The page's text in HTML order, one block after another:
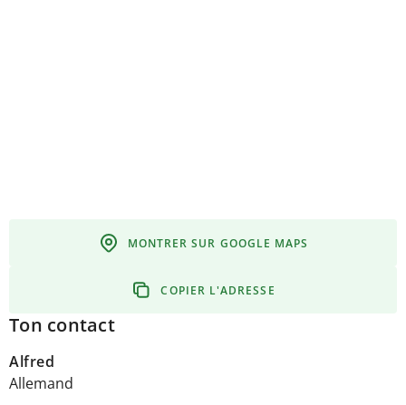
MONTRER SUR GOOGLE MAPS
COPIER L'ADRESSE
Ton contact
Alfred
Allemand